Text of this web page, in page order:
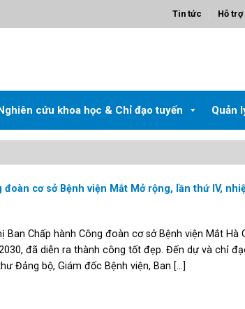
Tin tức Hỗ trợ
cứu khoa học & Chỉ đạo tuyến Quản
cơ sở Bệnh viện Mắt Mở rộng, lần thứ IV,
Ban Chấp hành Công đoàn cơ sở Bệnh viện Mắt Hà
đã diễn ra thành công tốt đẹp. Đến dự và chỉ
Đảng bộ, Giám đốc Bệnh viện, Ban [...]